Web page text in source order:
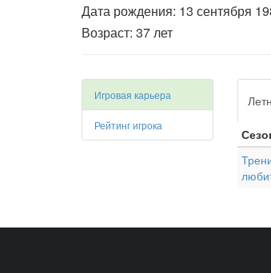
Дата рождения: 13 сентября
Возраст: 37 лет
Игровая карьера
Рейтинг игрока